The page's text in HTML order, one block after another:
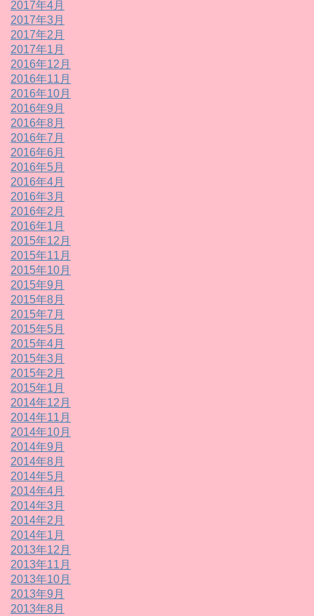
2017年4月
2017年3月
2017年2月
2017年1月
2016年12月
2016年11月
2016年10月
2016年9月
2016年8月
2016年7月
2016年6月
2016年5月
2016年4月
2016年3月
2016年2月
2016年1月
2015年12月
2015年11月
2015年10月
2015年9月
2015年8月
2015年7月
2015年5月
2015年4月
2015年3月
2015年2月
2015年1月
2014年12月
2014年11月
2014年10月
2014年9月
2014年8月
2014年5月
2014年4月
2014年3月
2014年2月
2014年1月
2013年12月
2013年11月
2013年10月
2013年9月
2013年8月